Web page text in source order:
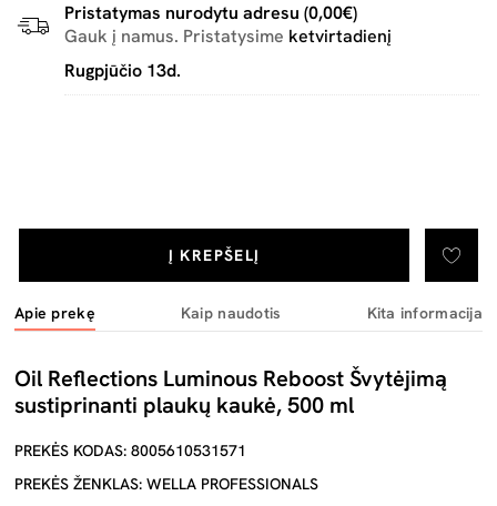
Į KREPŠELĮ
Pristatymas nurodytu adresu (0,00€)
Gauk į namus. Pristatysime ketvirtadienį
Rugpjūčio 13d.
Apie prekę Kaip naudotis Kita informacija
Oil Reflections Luminous Reboost Švytėjimą
sustiprinanti plaukų kaukė, 500 ml
PREKĖS KODAS: 8005610531571
PREKĖS ŽENKLAS: WELLA PROFESSIONALS